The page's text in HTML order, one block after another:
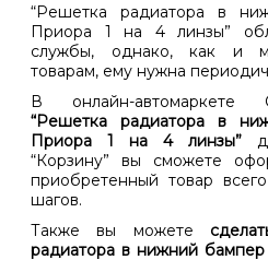
“Решетка радиатора в
Приора 1 на 4 линзы”
службы, однако, как и
товарам, ему нужна
В онлайн-автомаркете
“Решетка радиатора в
Приора 1 на 4 линзы”
“Корзину” вы сможете
приобретенный товар
шагов.
Также вы можете
радиатора в нижний